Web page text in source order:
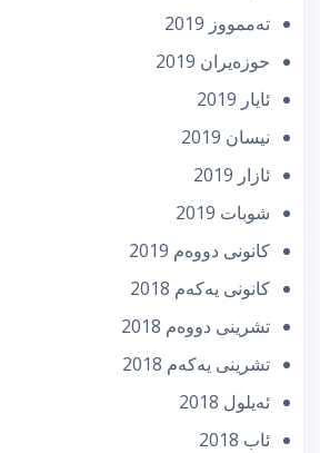
تەممووز 2019
حوزه‌یران 2019
ئایار 2019
نیسان 2019
ئازار 2019
شوبات 2019
كانونی دووه‌م 2019
كانونی یه‌كه‌م 2018
تشرینی دووه‌م 2018
تشرینی یه‌كه‌م 2018
ئه‌یلول 2018
ئاب 2018